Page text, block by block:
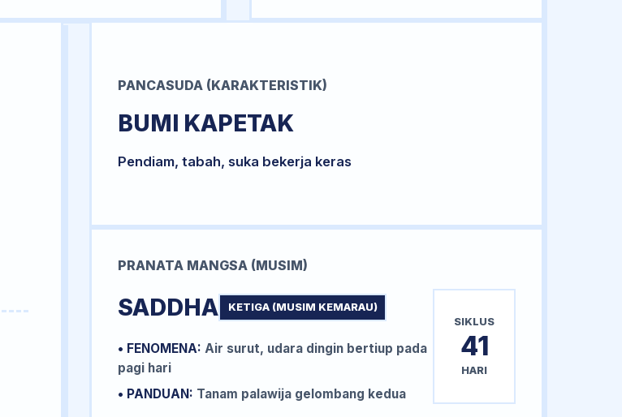
PANCASUDA (KARAKTERISTIK)
BUMI KAPETAK
Pendiam, tabah, suka bekerja keras
PRANATA MANGSA (MUSIM)
SADDHA KETIGA (MUSIM KEMARAU)
• FENOMENA: Air surut, udara dingin bertiup pada
pagi hari
• PANDUAN: Tanam palawija gelombang kedua
SIKLUS
41
HARI